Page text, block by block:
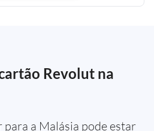
Revolut na
a Malásia pode estar